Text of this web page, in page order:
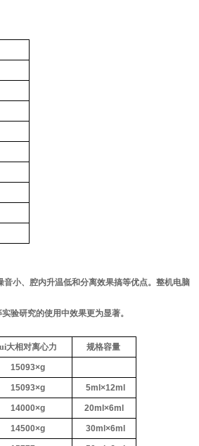
小、腔内升温低和分离效果搞等优点。整机电脑
验研究的使用中效果更为显著。
大相对离心力 规格容量
15093×g
15093×g 5ml×12ml
14000×g 20ml×6ml
14500×g 30ml×6ml